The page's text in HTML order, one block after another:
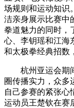
场规则和运动知识
洁亲身展示比赛中
拳道魅力的同时，
心、李钥瑶和江海
和太极拳经典招数
杭州亚运会期间
圈传播实力，众多
自己参赛的紧张心
运动员王楚钦在赛